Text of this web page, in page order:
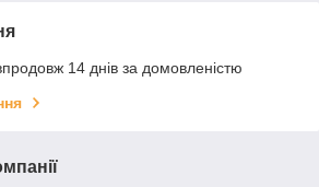
14 днів за домовленістю